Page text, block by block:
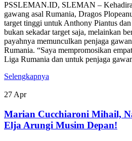
PSSLEMAN.ID, SLEMAN –
gawang asal Rumania, Dragos
target tinggi untuk Anthony Piantus
bukan sekadar target saja, melainkan
payahnya memunculkan penjaga
Rumania. “Saya mempromosikan
Liga Rumania dan untuk penjaga
Selengkapnya
27 Apr
Marian Cucchiaroni Mihail,
Elja Arungi Musim Depan!